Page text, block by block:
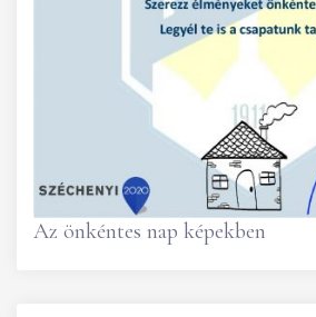
Az önkéntes nap képekben